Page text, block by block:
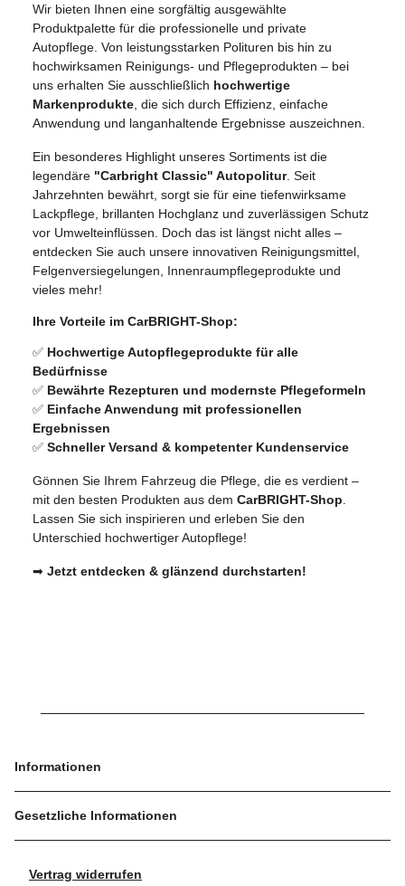
Wir bieten Ihnen eine sorgfältig ausgewählte
Produktpalette für die professionelle und private
Autopflege. Von leistungsstarken Polituren bis hin zu
hochwirksamen Reinigungs- und Pflegeprodukten – bei
uns erhalten Sie ausschließlich hochwertige
Markenprodukte , die sich durch Effizienz, einfache
Anwendung und langanhaltende Ergebnisse auszeichnen.
Ein besonderes Highlight unseres Sortiments ist die
legendäre "Carbright Classic" Autopolitur. Seit
Jahrzehnten bewährt, sorgt sie für eine tiefenwirksame
Lackpflege, brillanten Hochglanz und zuverlässigen Schutz
vor Umwelteinflüssen. Doch das ist längst nicht alles –
entdecken Sie auch unsere innovativen Reinigungsmittel,
Felgenversiegelungen, Innenraumpflegeprodukte und
vieles mehr!
Ihre Vorteile im CarBRIGHT-Shop:
✅ Hochwertige Autopflegeprodukte für alle
Bedürfnisse
✅ Bewährte Rezepturen und modernste Pflegeformeln
✅ Einfache Anwendung mit professionellen
Ergebnissen
✅ Schneller Versand & kompetenter Kundenservice
Gönnen Sie Ihrem Fahrzeug die Pflege, die es verdient –
mit den besten Produkten aus dem CarBRIGHT-Shop
Lassen Sie sich inspirieren und erleben Sie den
Unterschied hochwertiger Autopflege!
➡ Jetzt entdecken & glänzend durchstarten!
Informationen
Gesetzliche Informationen
Vertrag widerrufen